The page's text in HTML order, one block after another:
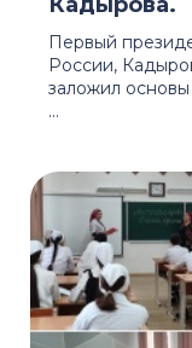
Первый
России,
заложил
...